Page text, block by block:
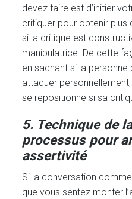
devez faire est d’initier
critiquer pour obtenir plus
si la critique est
manipulatrice. De cette
en sachant si la
attaquer
se repositionne si sa
5. Technique de
processus pour
assertivité
Si la conversation
que vous sentez monter